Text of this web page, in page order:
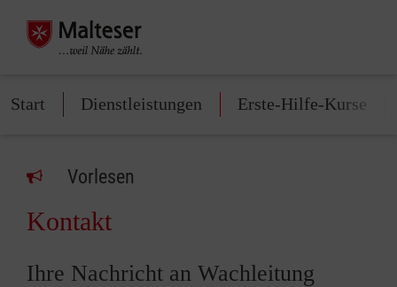
Start Dienstleistungen Erste-Hilfe-Kurse
Vorlesen
Kontakt
Ihre Nachricht an Wachleitung